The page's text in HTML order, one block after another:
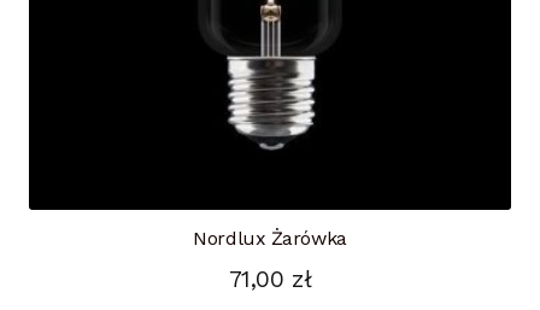
Nordlux Żarówka
71,00 zł